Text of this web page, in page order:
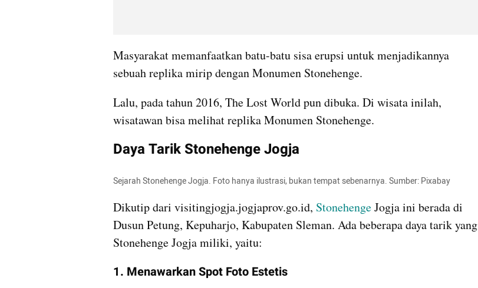
Masyarakat memanfaatkan batu-batu sisa erupsi untuk menjadikannya
sebuah replika mirip dengan Monumen Stonehenge.
Lalu, pada tahun 2016, The Lost World pun dibuka. Di wisata inilah,
wisatawan bisa melihat replika Monumen Stonehenge.
Daya Tarik Stonehenge Jogja
Sejarah Stonehenge Jogja. Foto hanya ilustrasi, bukan tempat sebenarnya. Sumber: Pixabay
Dikutip dari visitingjogja.jogjaprov.go.id, Stonehenge Jogja ini berada di
Dusun Petung, Kepuharjo, Kabupaten Sleman. Ada beberapa daya tarik yang
Stonehenge Jogja miliki, yaitu:
1. Menawarkan Spot Foto Estetis